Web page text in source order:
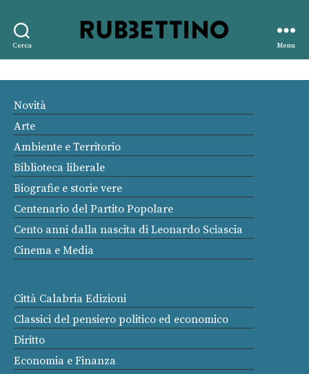
Cerca
editore
Menu
Novità
Arte
Ambiente e Territorio
Biblioteca liberale
Biografie e storie vere
Centenario del Partito Popolare
Cento anni dalla nascita di Leonardo Sciascia
Cinema e Media
Città Calabria Edizioni
Classici del pensiero politico ed economico
Diritto
Economia e Finanza